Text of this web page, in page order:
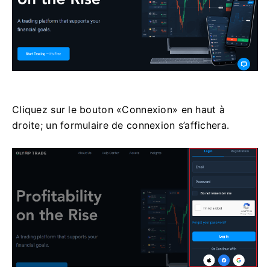
Cliquez sur le bouton «Connexion» en haut à
droite; un formulaire de connexion s’affichera.